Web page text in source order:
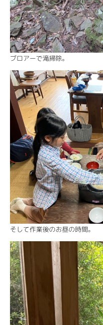
ブロアーで滝掃除。
そして作業後のお昼の時間。